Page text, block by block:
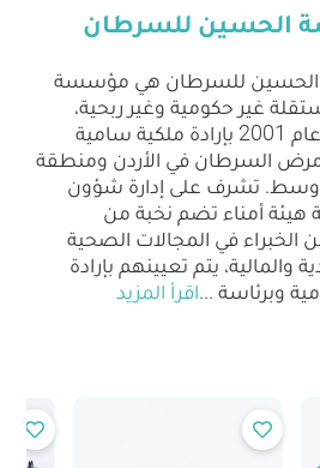
الحسين للسرطان
للسرطان هي مؤسسة
غير حكومية وغير ربحية،
تأسست عام 2001 بإرادة ملكية سامية
السرطان في الأردن ومنطقة
تشرف على إدارة شؤون
أمناء تضم نخبة من
الخبراء في المجالات الصحية
والمالية، يتم تعيينهم بإرادة
وبرئاسة ...اقرأ المزيد